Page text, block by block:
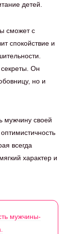
детей.
сможет с
спокойствие и
Он
но и
мужчину своей
всегда
характер и
мужчины-